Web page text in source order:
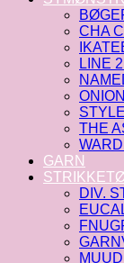
CHA
LINE
ONION
THE
GARN
DIV.
MUUD